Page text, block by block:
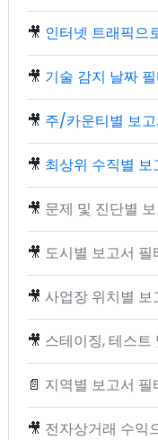
🎥 인터넷 트래픽으
🎥 기술 감지 날짜
🎥 주/카운티별 보
🎥 최상위 수직별 보
🎥 문제 및 진단별
🎥 도시별 보고서 필
🎥 사업장 위치별 보
🎥 스테이징, 테스
📄 지역별 보고서 필
🎥 전자상거래 수익